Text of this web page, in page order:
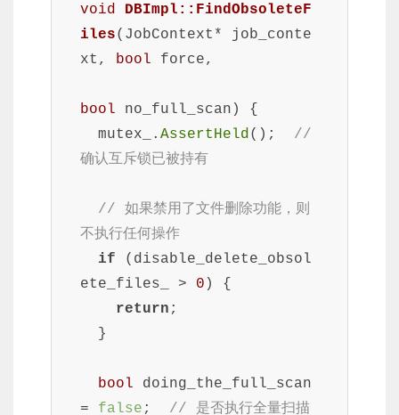
void
DBImpl::FindObsoleteF
iles(JobContext* job_conte
xt, bool force,
bool no_full_scan)
{
  mutex_.
AssertHeld(); //
确认互斥锁已被持有
// 如果禁用了文件删除功能，则
不执行任何操作
if (disable_delete_obsol
ete_files_ > 0 ) {
return ;
bool doing_the_full_scan
= false ; // 是否执行全量扫描